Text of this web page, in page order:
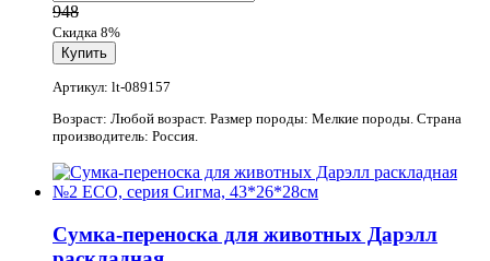
948
Скидка 8%
Артикул: lt-089157
Возраст: Любой возраст. Размер породы: Мелкие породы. Страна
производитель: Россия.
Сумка-переноска для животных Дарэлл